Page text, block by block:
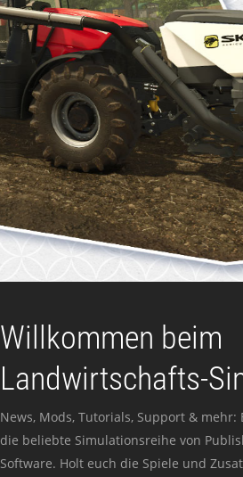
Willkommen beim
Landwirtschafts-
News, Mods, Tutorials, Support &
die beliebte Simulationsreihe von
Software. Holt euch die Spiele und